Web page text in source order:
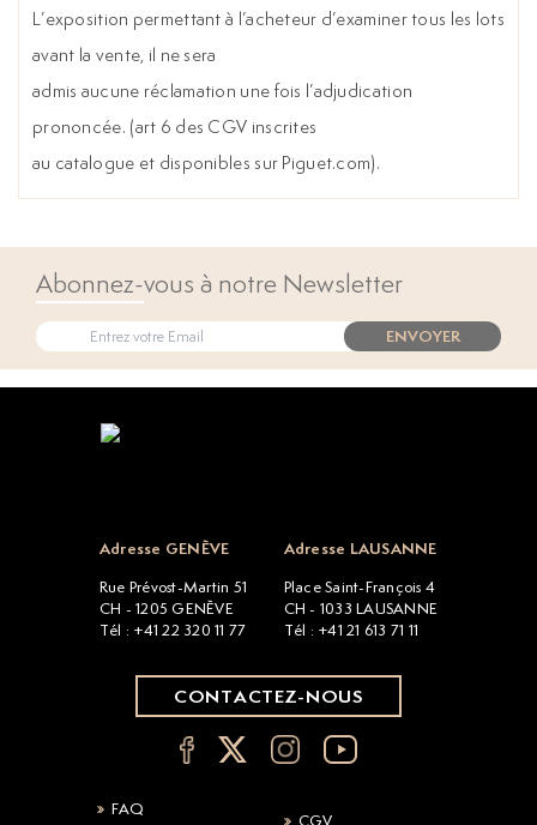
L’exposition permettant à l’acheteur d’examiner tous les lots
avant la vente, il ne sera
admis aucune réclamation une fois l’adjudication
prononcée. (art 6 des CGV inscrites
au catalogue et disponibles sur Piguet.com).
Abonnez-vous à notre Newsletter
ENVOYER
Adresse GENÈVE
Rue Prévost-Martin 51
CH - 1205 GENÈVE
Tél : +41 22 320 11 77
Adresse LAUSANNE
Place Saint-François 4
CH - 1033 LAUSANNE
Tél : +41 21 613 71 11
CONTACTEZ-NOUS
FAQ